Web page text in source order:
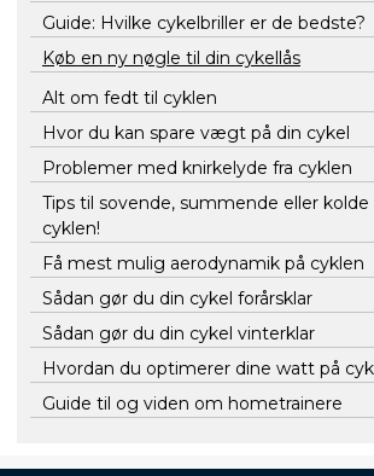
Guide: Hvilke cykelbriller er de bedste?
Køb en ny nøgle til din cykellås
Alt om fedt til cyklen
Hvor du kan spare vægt på din cykel
Problemer med knirkelyde fra cyklen
Tips til sovende, summende eller
cyklen!
Få mest mulig aerodynamik på cyklen
Sådan gør du din cykel forårsklar
Sådan gør du din cykel vinterklar
Hvordan du optimerer dine watt på
Guide til og viden om hometrainere